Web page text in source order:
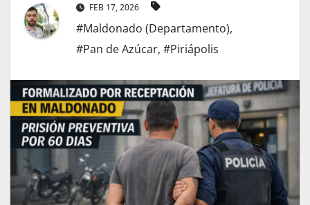
FEB 17, 2026
#Maldonado (Departamento),
#Pan de Azúcar, #Piriápolis